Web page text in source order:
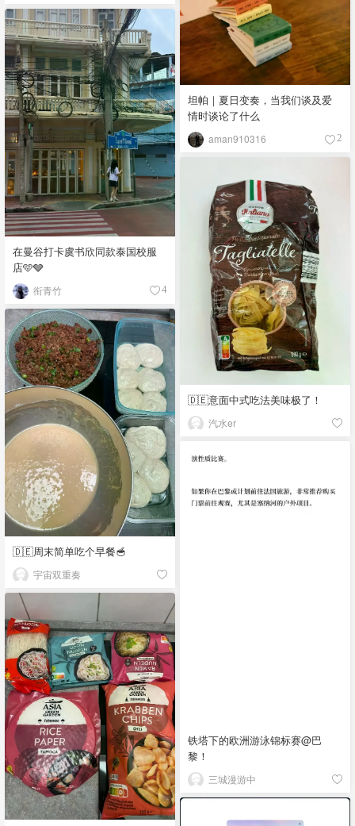
坦帕｜夏日变奏，当我们谈及爱
情时谈论了什么
aman910316 2
在曼谷打卡虞书欣同款泰国校服
店🩵🩶
衔青竹 4
🇩🇪意面中式吃法美味极了！
汽水er
🇩🇪周末简单吃个早餐🥣
宇宙双重奏
铁塔下的欧洲游泳锦标赛@巴
黎！
三城漫游中